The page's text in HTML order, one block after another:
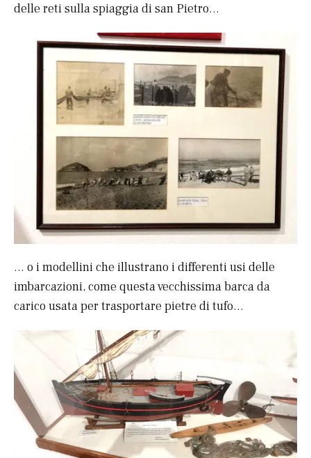
delle reti sulla spiaggia di san Pietro…
… o i modellini che illustrano i differenti usi delle
imbarcazioni, come questa vecchissima barca da
carico usata per trasportare pietre di tufo…